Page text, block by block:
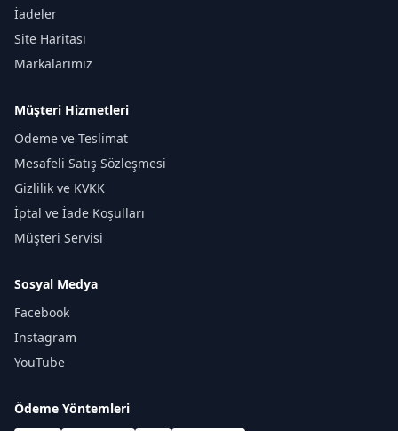
İadeler
Site Haritası
Markalarımız
Müşteri Hizmetleri
Ödeme ve Teslimat
Mesafeli Satış Sözleşmesi
Gizlilik ve KVKK
İptal ve İade Koşulları
Müşteri Servisi
Sosyal Medya
Facebook
Instagram
YouTube
Ödeme Yöntemleri